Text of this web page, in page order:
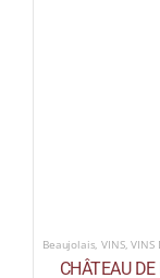
Beaujolais,VINS,VINS
CHÂTEAU